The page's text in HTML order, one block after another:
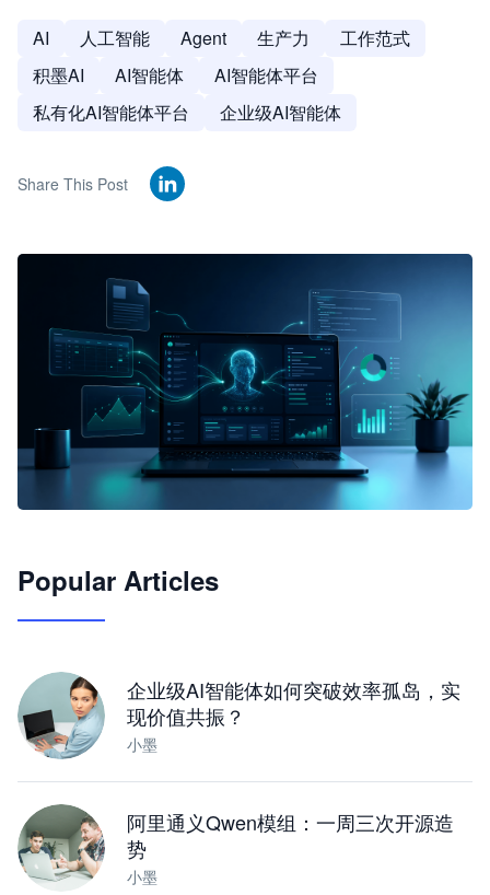
AI 人工智能 Agent 生产力
工作范式
积墨AI
AI智能体
AI智能体平台
私有化AI智能体平台
企业级AI智能体
Share This Post
JimoClaw 桌面 AI Agent 工作台
Popular Articles
企业级AI智能体如何突破效率孤岛，实
现价值共振？
小墨
阿里通义Qwen模组：一周三次开源造
势
小墨